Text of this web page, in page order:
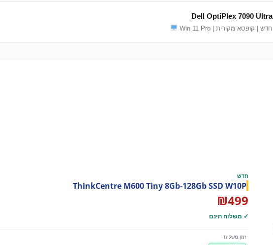
Dell OptiPlex 7090 Ultra
חדש | קופסא מקורית | Win 11 Pro
חדש
ThinkCentre M600 Tiny 8Gb-128Gb SSD W10P
₪499
✓ משלוח חינם
זמן משלוח